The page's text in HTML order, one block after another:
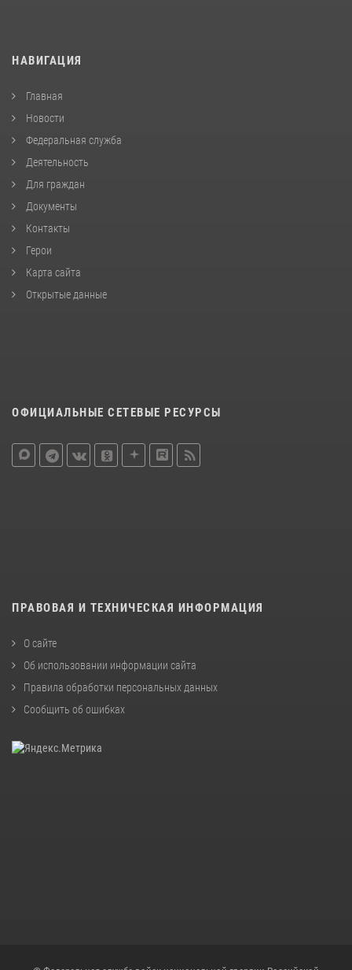
НАВИГАЦИЯ
Главная
Новости
Федеральная служба
Деятельность
Для граждан
Документы
Контакты
Герои
Карта сайта
Открытые данные
ОФИЦИАЛЬНЫЕ СЕТЕВЫЕ РЕСУРСЫ
ПРАВОВАЯ И ТЕХНИЧЕСКАЯ ИНФОРМАЦИЯ
О сайте
Об использовании информации сайта
Правила обработки персональных данных
Сообщить об ошибках